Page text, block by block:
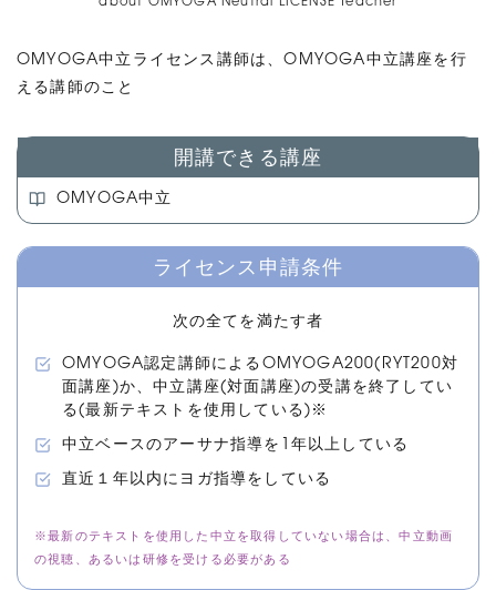
about OMYOGA Neutral LICENSE Teacher
OMYOGA中立ライセンス講師は、OMYOGA中立講座を行
える講師のこと
開講できる講座
OMYOGA中立
ライセンス申請条件
次の全てを満たす者
OMYOGA認定講師によるOMYOGA200(RYT200対
面講座)か、中立講座(対面講座)の受講を終了してい
る(最新テキストを使用している)※
中立ベースのアーサナ指導を1年以上している
直近１年以内にヨガ指導をしている
※最新のテキストを使用した中立を取得していない場合は、中立動画
の視聴、あるいは研修を受ける必要がある